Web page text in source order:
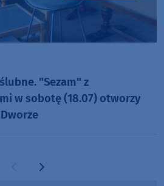
"Sezam" z
w sobotę (18.07) otworzy
Poprzednia strona
Następna strona